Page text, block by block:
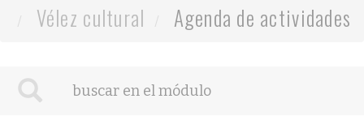
Vélez cultural
Agenda de actividades